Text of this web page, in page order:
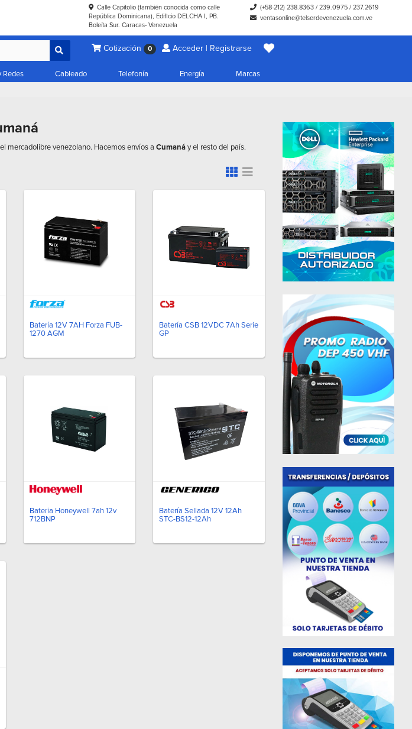
Calle Capitolio (también conocida como calle
República Dominicana), Edificio DELCHA I, PB.
Boleíta Sur. Caracas- Venezuela
(+58-212) 238.8363 /239.0975 /237.2619
ventasonline@telserdevenezuela.com.ve
Cotización 0 Acceder | Registrarse
Redes Cableado Telefonía Energía Marcas
mercadolibre venezolano. Hacemos envíos a Cumanáy el resto del país.
Batería 12V 7AH Forza FUB-
1270 AGM
Batería CSB 12VDC 7Ah Serie
GP
Bateria Honeywell 7ah 12v
712BNP
Batería Sellada 12V 12Ah
STC-BS12-12Ah